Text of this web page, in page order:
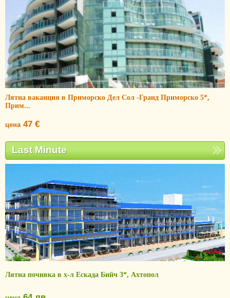
Лятна ваканция в Приморско Дел Сол -Гранд Приморско 5*,
Прим...
цена47 €
Last Minute
Лятна почивка в х-л Ескада Бийч 3*, Ахтопол